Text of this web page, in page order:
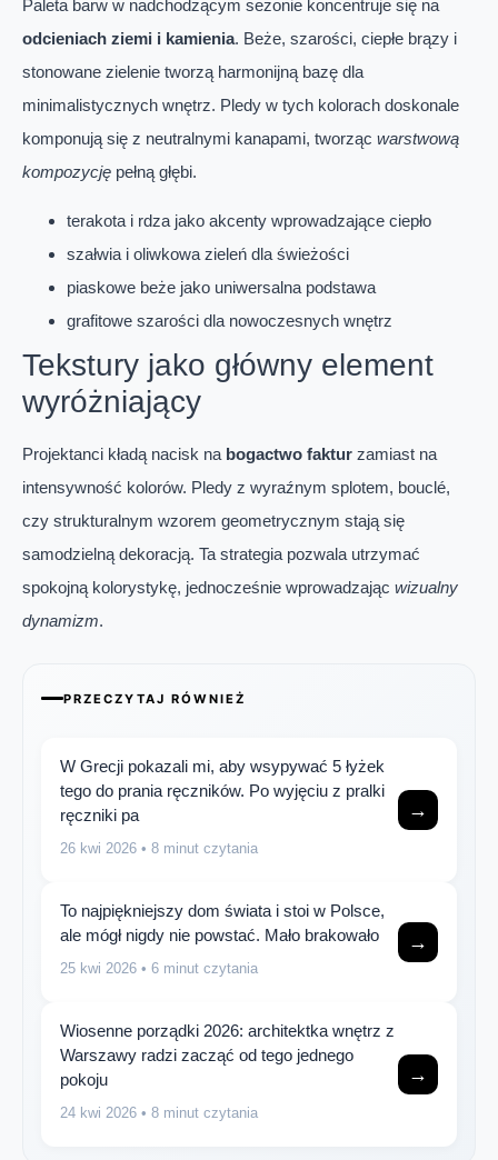
Paleta barw w nadchodzącym sezonie koncentruje się na
odcieniach ziemi i kamienia. Beże, szarości, ciepłe brązy i
stonowane zielenie tworzą harmonijną bazę dla
minimalistycznych wnętrz. Pledy w tych kolorach doskonale
komponują się z neutralnymi kanapami, tworząc warstwową
kompozycję pełną głębi.
terakota i rdza jako akcenty wprowadzające ciepło
szałwia i oliwkowa zieleń dla świeżości
piaskowe beże jako uniwersalna podstawa
grafitowe szarości dla nowoczesnych wnętrz
Tekstury jako główny element
wyróżniający
Projektanci kładą nacisk na bogactwo faktur zamiast na
intensywność kolorów. Pledy z wyraźnym splotem, bouclé,
czy strukturalnym wzorem geometrycznym stają się
samodzielną dekoracją. Ta strategia pozwala utrzymać
spokojną kolorystykę, jednocześnie wprowadzając wizualny
dynamizm.
PRZECZYTAJ RÓWNIEŻ
W Grecji pokazali mi, aby wsypywać 5 łyżek
tego do prania ręczników. Po wyjęciu z pralki
ręczniki pa
26 kwi 2026 • 8 minut czytania
→
To najpiękniejszy dom świata i stoi w Polsce,
ale mógł nigdy nie powstać. Mało brakowało
25 kwi 2026 • 6 minut czytania
→
Wiosenne porządki 2026: architektka wnętrz z
Warszawy radzi zacząć od tego jednego
pokoju
24 kwi 2026 • 8 minut czytania
→